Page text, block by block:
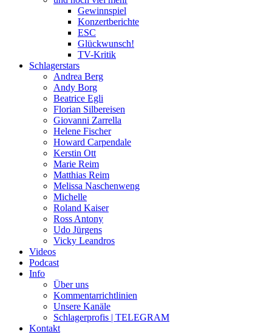
Gewinnspiel
Konzertberichte
ESC
Glückwunsch!
TV-Kritik
Schlagerstars
Andrea Berg
Andy Borg
Beatrice Egli
Florian Silbereisen
Giovanni Zarrella
Helene Fischer
Howard Carpendale
Kerstin Ott
Marie Reim
Matthias Reim
Melissa Naschenweng
Michelle
Roland Kaiser
Ross Antony
Udo Jürgens
Vicky Leandros
Videos
Podcast
Info
Über uns
Kommentarrichtlinien
Unsere Kanäle
Schlagerprofis | TELEGRAM
Kontakt